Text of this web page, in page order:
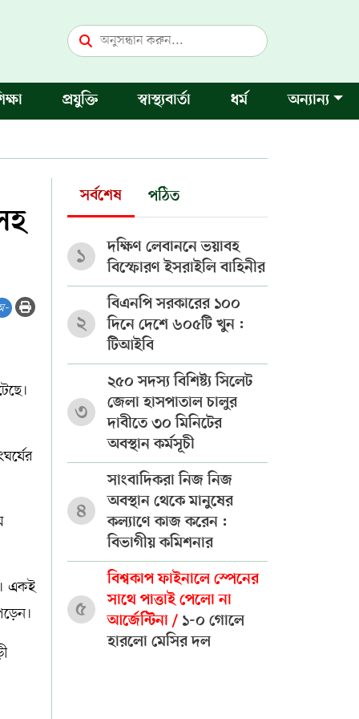
প্রযুক্তি স্বাস্থ্যবার্তা ধর্ম অন্যান্য
। একই
সর্বশেষ পঠিত
১
দক্ষিণ লেবাননে ভয়াবহ
বিস্ফোরণ ইসরাইলি বাহিনীর
২
বিএনপি সরকারের ১০০
দিনে দেশে ৬০৫টি খুন :
টিআইবি
৩
২৫০ সদস্য বিশিষ্ট্য সিলেট
জেলা হাসপাতাল চালুর
দাবীতে ৩০ মিনিটের
অবস্থান কর্মসূচী
৪
সাংবাদিকরা নিজ নিজ
অবস্থান থেকে মানুষের
কল্যাণে কাজ করেন :
বিভাগীয় কমিশনার
৫
বিশ্বকাপ ফাইনালে স্পেনের
সাথে পাত্তাই পেলো না
আর্জেন্টিনা / ১-০ গোলে
হারলো মেসির দল